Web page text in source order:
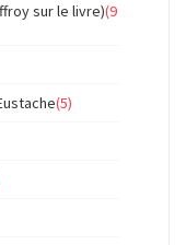
sur le livre)(9
(5)